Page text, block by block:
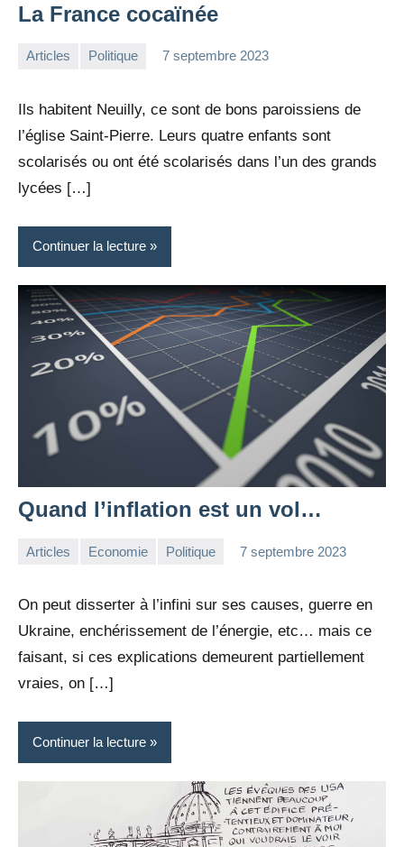
La France cocaïnée
Articles Politique 7 septembre 2023
Ils habitent Neuilly, ce sont de bons paroissiens de
l’église Saint-Pierre. Leurs quatre enfants sont
scolarisés ou ont été scolarisés dans l’un des grands
lycées […]
Continuer la lecture
Quand l’inflation est un vol…
Articles Economie Politique 7 septembre 2023
On peut disserter à l’infini sur ses causes, guerre en
Ukraine, enchérissement de l’énergie, etc… mais ce
faisant, si ces explications demeurent partiellement
vraies, on […]
Continuer la lecture